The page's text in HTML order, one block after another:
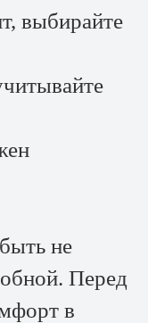
выбирайте
не
Перед
в